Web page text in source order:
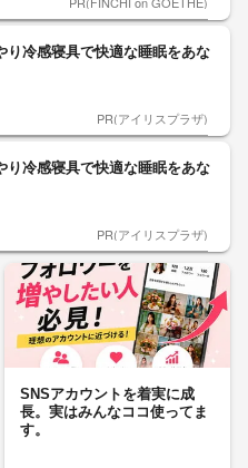
り冷感寝具で快適な睡眠をあな
PR(アイリスプラザ)
り冷感寝具で快適な睡眠をあな
PR(アイリスプラザ)
SNSアカウントを着実に成
長。実はみんなココ使ってま
す。